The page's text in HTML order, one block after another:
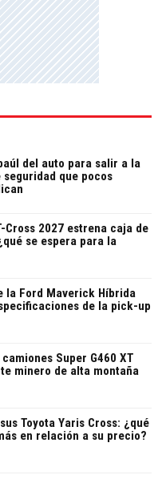
del auto para salir a la
que pocos
Cross 2027 estrena caja de
se espera para la
la Ford Maverick Híbrida
de la pick-up
Super G460 XT
minero de alta montaña
Toyota Yaris Cross: ¿qué
en relación a su precio?